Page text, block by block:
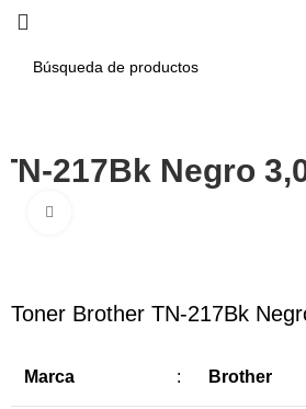
217Bk Negro
Toner Brother TN-217Bk
Marca : Brother